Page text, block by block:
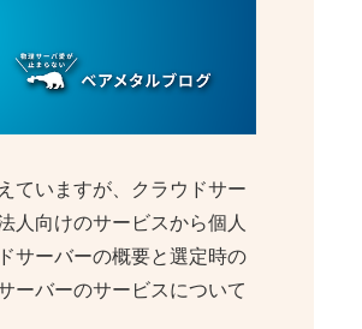
ていますが、クラウドサー
人向けのサービスから個人
サーバーの概要と選定時の
ーバーのサービスについて